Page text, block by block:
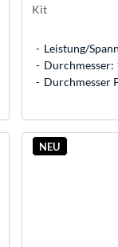
Kit
Leistung/
Durchmesser:
Durchmesser
NEU